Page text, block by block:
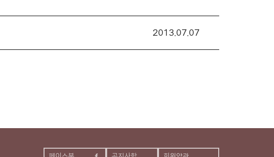
2013.07.07